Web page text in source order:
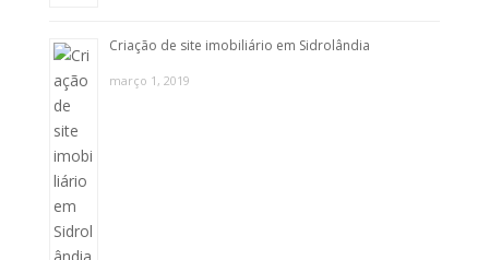
Criação de site imobiliário em Sidrolândia
março 1, 2019